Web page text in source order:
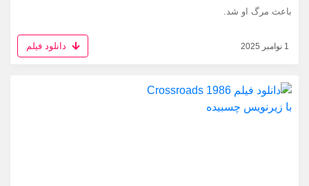
باعث مرگ او شد.
1 نوامبر 2025 دانلود فیلم